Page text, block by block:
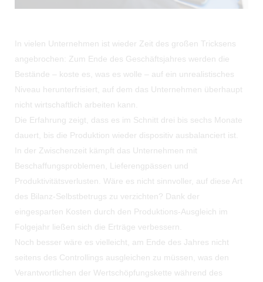
In vielen Unternehmen ist wieder Zeit des großen Tricksens
angebrochen: Zum Ende des Geschäftsjahres werden die
Bestände – koste es, was es wolle – auf ein unrealistisches
Niveau herunterfrisiert, auf dem das Unternehmen überhaupt
nicht wirtschaftlich arbeiten kann.
Die Erfahrung zeigt, dass es im Schnitt drei bis sechs Monate
dauert, bis die Produktion wieder dispositiv ausbalanciert ist.
In der Zwischenzeit kämpft das Unternehmen mit
Beschaffungsproblemen, Lieferengpässen und
Produktivitätsverlusten. Wäre es nicht sinnvoller, auf diese Art
des Bilanz-Selbstbetrugs zu verzichten? Dank der
eingesparten Kosten durch den Produktions-Ausgleich im
Folgejahr ließen sich die Erträge verbessern.
Noch besser wäre es vielleicht, am Ende des Jahres nicht
seitens des Controllings ausgleichen zu müssen, was den
Verantwortlichen der Wertschöpfungskette während des